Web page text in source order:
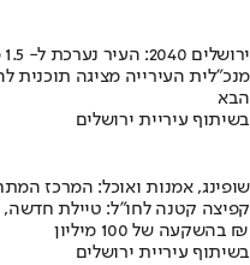
ירושלים 2040: העיר נערכת ל- 1.5 מליון תושבים
מנכ"לית העירייה מציגה תוכנית
הבא
בשיתוף עיריית ירושלים
שופינג, אמנות ואוכל: המרכז
קפיצה קטנה לחו"ל: טיילת חדשה,
בהשקעה של 100 מיליון ₪
בשיתוף עיריית ירושלים